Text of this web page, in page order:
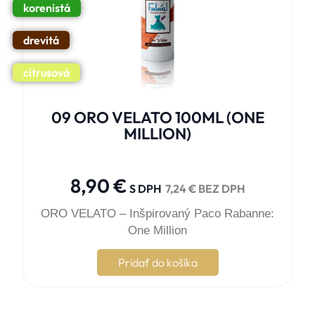
korenistá
drevitá
citrusová
09 ORO VELATO 100ML (ONE
MILLION)
8,90€ S DPH 7,24€BEZ DPH
ORO VELATO – Inšpirovaný Paco Rabanne:
One Million
Pridať do košíka